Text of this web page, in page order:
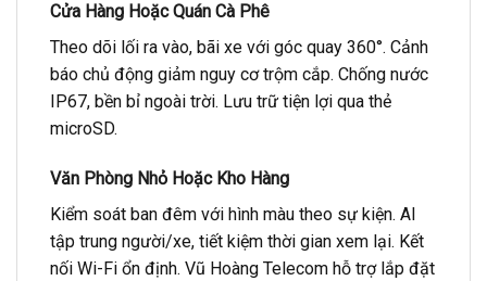
Cửa Hàng Hoặc Quán Cà Phê
Theo dõi lối ra vào, bãi xe với góc quay 360°. Cảnh
báo chủ động giảm nguy cơ trộm cắp. Chống nước
IP67, bền bỉ ngoài trời. Lưu trữ tiện lợi qua thẻ
microSD.
Văn Phòng Nhỏ Hoặc Kho Hàng
Kiểm soát ban đêm với hình màu theo sự kiện. AI
tập trung người/xe, tiết kiệm thời gian xem lại. Kết
nối Wi-Fi ổn định. Vũ Hoàng Telecom hỗ trợ lắp đặt